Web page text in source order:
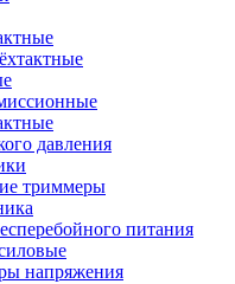
давления
триммеры
питания
напряжения